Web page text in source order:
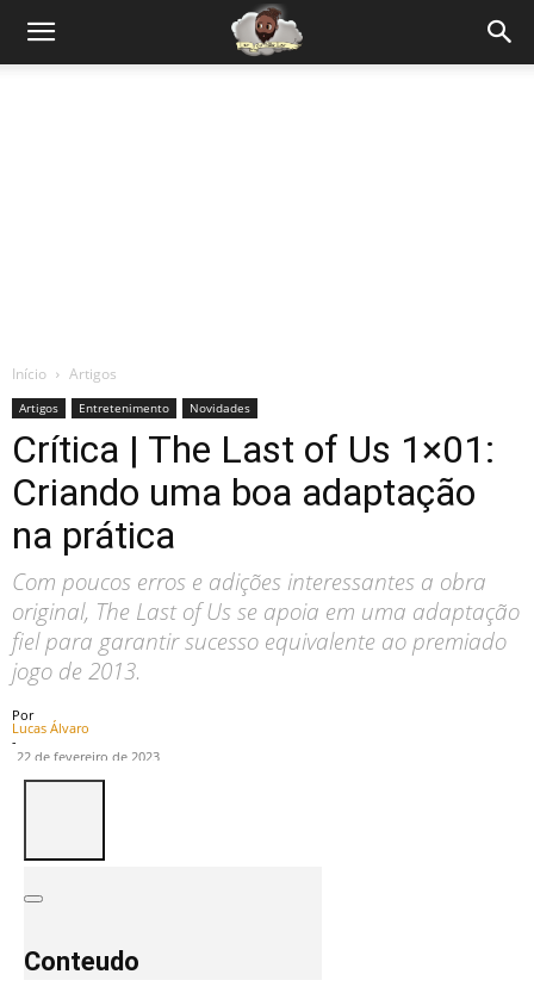
Início Artigos
Artigos Entretenimento Novidades
Crítica | The Last of Us 1×01:
Criando uma boa adaptação
na prática
Com poucos erros e adições interessantes a obra
original, The Last of Us se apoia em uma adaptação
fiel para garantir sucesso equivalente ao premiado
jogo de 2013.
Por
Lucas Álvaro
-
22 de fevereiro de 2023
Conteudo